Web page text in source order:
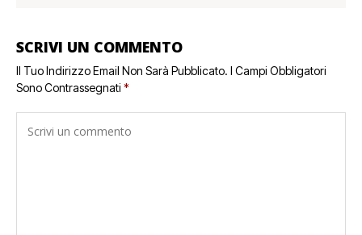
SCRIVI UN COMMENTO
Il Tuo Indirizzo Email Non Sarà Pubblicato. I Campi Obbligatori
Sono Contrassegnati *